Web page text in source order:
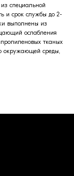
специальной
и срок службы до 2-
выполнены из
ослабления
тканых
окружающей среды,